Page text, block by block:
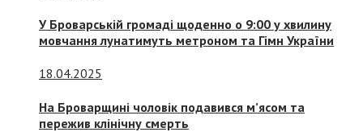
У Броварській громаді щоденно о 9:00 у хвилину
мовчання лунатимуть метроном та Гімн України
18.04.2025
На Броварщині чоловік подавився м’ясом та
пережив клінічну смерть